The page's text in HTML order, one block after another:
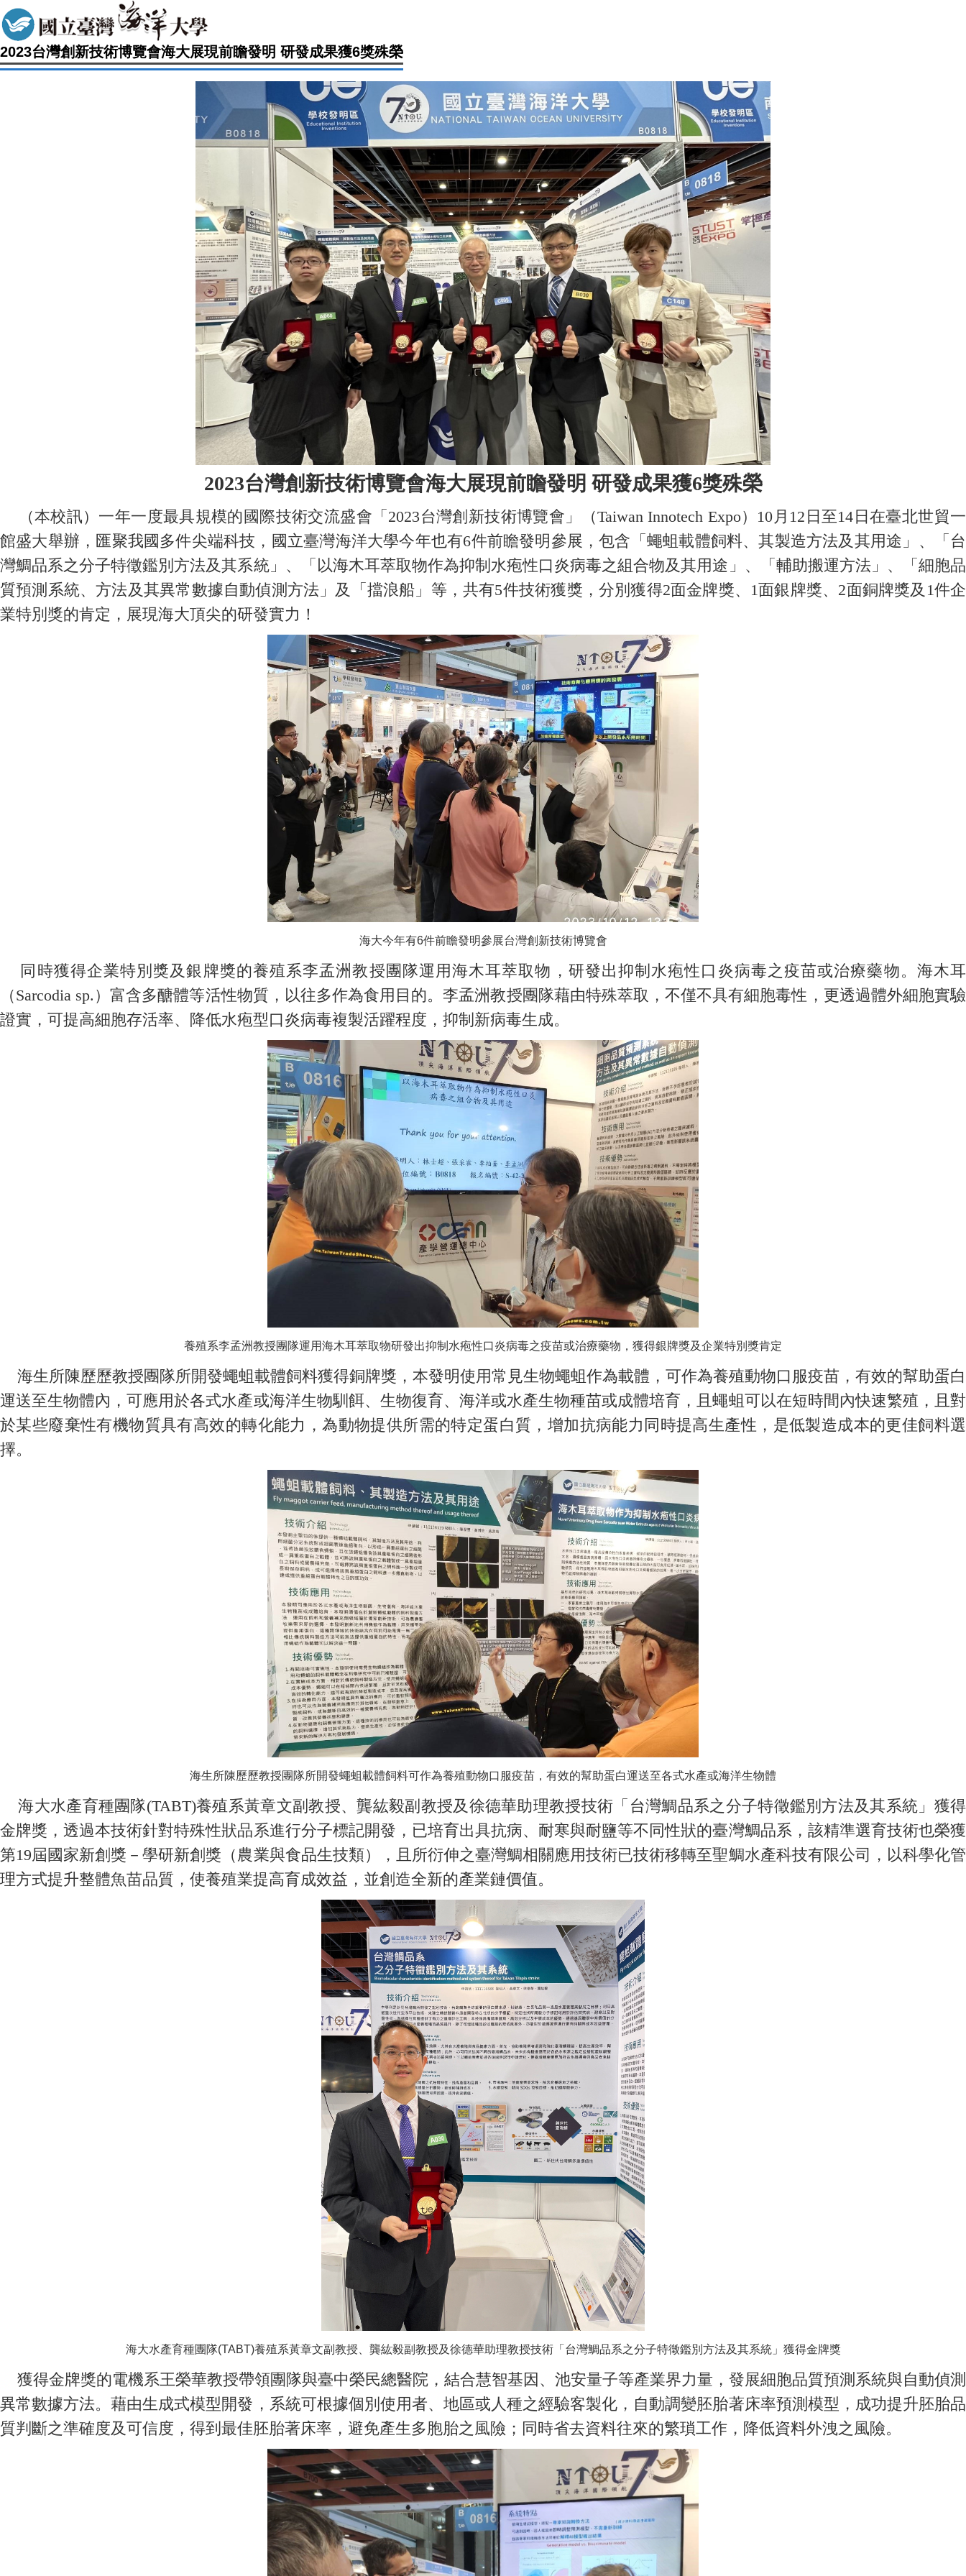
2023台灣創新技術博覽會海大展現前瞻發明 研發成果獲6獎殊榮
2023台灣創新技術博覽會海大展現前瞻發明 研發成果獲6獎殊榮
（本校訊）一年一度最具規模的國際技術交流盛會「2023台灣創新技術博覽會」（Taiwan Innotech Expo）10月12日至14日在臺北世貿一
館盛大舉辦，匯聚我國多件尖端科技，國立臺灣海洋大學今年也有6件前瞻發明參展，包含「蠅蛆載體飼料、其製造方法及其用途」、「台
灣鯛品系之分子特徵鑑別方法及其系統」、「以海木耳萃取物作為抑制水疱性口炎病毒之組合物及其用途」、「輔助搬運方法」、「細胞品
質預測系統、方法及其異常數據自動偵測方法」及「擋浪船」等，共有5件技術獲獎，分別獲得2面金牌獎、1面銀牌獎、2面銅牌獎及1件企
業特別獎的肯定，展現海大頂尖的研發實力！
海大今年有6件前瞻發明參展台灣創新技術博覽會
同時獲得企業特別獎及銀牌獎的養殖系李孟洲教授團隊運用海木耳萃取物，研發出抑制水疱性口炎病毒之疫苗或治療藥物。海木耳
（Sarcodia sp.）富含多醣體等活性物質，以往多作為食用目的。李孟洲教授團隊藉由特殊萃取，不僅不具有細胞毒性，更透過體外細胞實驗
證實，可提高細胞存活率、降低水疱型口炎病毒複製活躍程度，抑制新病毒生成。
養殖系李孟洲教授團隊運用海木耳萃取物研發出抑制水疱性口炎病毒之疫苗或治療藥物，獲得銀牌獎及企業特別獎肯定
海生所陳歷歷教授團隊所開發蠅蛆載體飼料獲得銅牌獎，本發明使用常見生物蠅蛆作為載體，可作為養殖動物口服疫苗，有效的幫助蛋白
運送至生物體內，可應用於各式水產或海洋生物馴餌、生物復育、海洋或水產生物種苗或成體培育，且蠅蛆可以在短時間內快速繁殖，且對
於某些廢棄性有機物質具有高效的轉化能力，為動物提供所需的特定蛋白質，增加抗病能力同時提高生產性，是低製造成本的更佳飼料選
擇。
海生所陳歷歷教授團隊所開發蠅蛆載體飼料可作為養殖動物口服疫苗，有效的幫助蛋白運送至各式水產或海洋生物體
海大水產育種團隊(TABT)養殖系黃章文副教授、龔紘毅副教授及徐德華助理教授技術「台灣鯛品系之分子特徵鑑別方法及其系統」獲得
金牌獎，透過本技術針對特殊性狀品系進行分子標記開發，已培育出具抗病、耐寒與耐鹽等不同性狀的臺灣鯛品系，該精準選育技術也榮獲
第19屆國家新創獎－學研新創獎（農業與食品生技類），且所衍伸之臺灣鯛相關應用技術已技術移轉至聖鯛水產科技有限公司，以科學化管
理方式提升整體魚苗品質，使養殖業提高育成效益，並創造全新的產業鏈價值。
海大水產育種團隊(TABT)養殖系黃章文副教授、龔紘毅副教授及徐德華助理教授技術「台灣鯛品系之分子特徵鑑別方法及其系統」獲得金牌獎
獲得金牌獎的電機系王榮華教授帶領團隊與臺中榮民總醫院，結合慧智基因、池安量子等產業界力量，發展細胞品質預測系統與自動偵測
異常數據方法。藉由生成式模型開發，系統可根據個別使用者、地區或人種之經驗客製化，自動調變胚胎著床率預測模型，成功提升胚胎品
質判斷之準確度及可信度，得到最佳胚胎著床率，避免產生多胞胎之風險；同時省去資料往來的繁瑣工作，降低資料外洩之風險。